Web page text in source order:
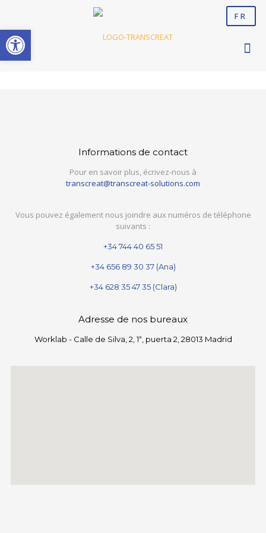
Informations de contact
Pour en savoir plus, écrivez-nous à
transcreat@transcreat-solutions.com
Vous pouvez également nous joindre aux numéros de téléphone
suivants :
+34 744 40 65 51
+34 656 89 30 37 (Ana)
+34 628 35 47 35 (Clara)
Adresse de nos bureaux
Worklab - Calle de Silva, 2, 1ª, puerta 2, 28013 Madrid
FR
Ouvrir la barre d’outils